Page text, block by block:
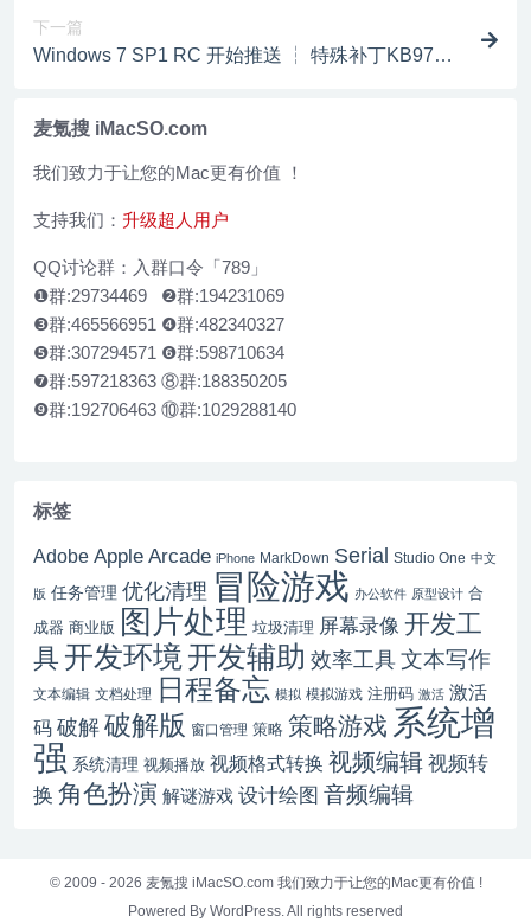
下一篇
Windows 7 SP1 RC 开始推送 ┆ 特殊补丁KB9769
麦氪搜 iMacSO.com
我们致力于让您的Mac更有价值 ！
支持我们： 升级超人用户
QQ讨论群：入群口令「789」
❶群:29734469 ❷群:194231069
❸群:465566951 ❹群:482340327
❺群:307294571 ❻群:598710634
❼群:597218363 ⑧群:188350205
❾群:192706463 ⑩群:1029288140
标签
Adobe Apple Arcade iPhone MarkDown Serial Studio One 中文
版 任务管理 优化清理 冒险游戏 办公软件 原型设计 合
成器 商业版 图片处理 垃圾清理 屏幕录像 开发工
具 开发环境开发辅助 效率工具 文本写作
文本编辑 文档处理 日程备忘 模拟 模拟游戏 注册码 激活 激活
码 破解破解版 窗口管理 策略 策略游戏 系统增
强 系统清理 视频播放 视频格式转换 视频编辑 视频转
换 角色扮演 解谜游戏 设计绘图 音频编辑
© 2009 - 2026 麦氪搜 iMacSO.com 我们致力于让您的Mac更有价值 !
Powered By WordPress. All rights reserved